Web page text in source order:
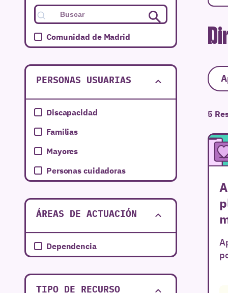
Comunidad de Madrid
PERSONAS USUARIAS
Discapacidad
Familias
Mayores
Personas cuidadoras
ÁREAS DE ACTUACIÓN
Dependencia
TIPO DE RECURSO
5